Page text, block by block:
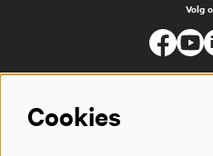
Volg
Cookies